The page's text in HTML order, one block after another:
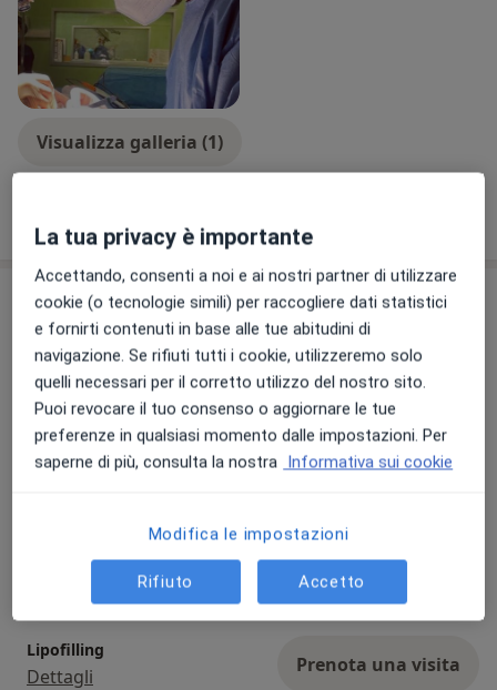
plastica offrendo soluzioni mirate e sicure per
soddisfare le esigenze estetiche e funzionali dei suoi
pazienti. Grazie alla sua passione nel contribuire al
benessere fisico e psicologico delle persone, ricerca
costantemente risultati naturali e armoniosi.
Con piacere, mette a disposizione la sua competenza
Visualizza galleria (1)
sull'esperienza
Prestazioni e prezzi
Prima visita di chirurgia
plastica
Da 0 € Dettagli
Prenota una visita
Prima visita di medicina
estetica
Prenota una visita
Lifting delle braccia
Prenota una visita
Lipofilling
Dettagli Prenota una visita
La tua privacy è importante
Accettando, consenti a noi e ai nostri partner di utilizzare
cookie (o tecnologie simili) per raccogliere dati statistici
e fornirti contenuti in base alle tue abitudini di
navigazione. Se rifiuti tutti i cookie, utilizzeremo solo
quelli necessari per il corretto utilizzo del nostro sito.
Puoi revocare il tuo consenso o aggiornare le tue
preferenze in qualsiasi momento dalle impostazioni. Per
saperne di più, consulta la nostra Informativa sui cookie
Modifica le impostazioni
Rifiuto Accetto